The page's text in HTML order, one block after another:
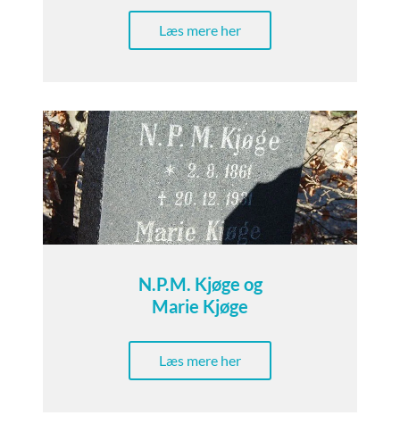
Læs mere her
N.P.M. Kjøge og
Marie Kjøge
Læs mere her